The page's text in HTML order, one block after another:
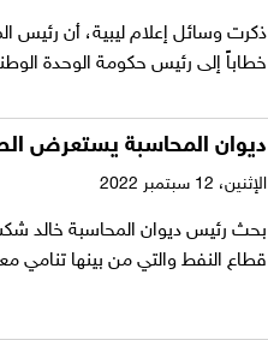
ذكرت وسائل إعلام ليبية، أن رئيس
خطاباً إلى رئيس حكومة الوحدة
ديوان المحاسبة يستعرض
الإثنين،
بحث رئيس ديوان المحاسبة خالد
قطاع النفط والتي من بينها تنامي